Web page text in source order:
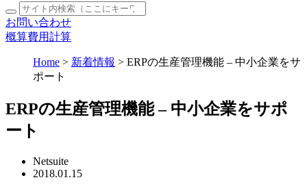
お問い合わせ
概算費用計算
Home > 新着情報 > ERPの生産管理機能 – 中小企業をサ
ポート
ERPの生産管理機能 – 中小企業をサポ
ート
Netsuite
2018.01.15